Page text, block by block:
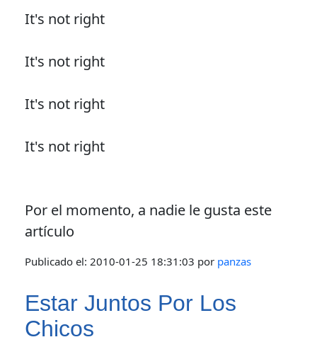
It's not right
It's not right
It's not right
It's not right
Por el momento, a nadie le gusta este
artículo
Publicado el: 2010-01-25 18:31:03 por panzas
Estar Juntos Por Los
Chicos